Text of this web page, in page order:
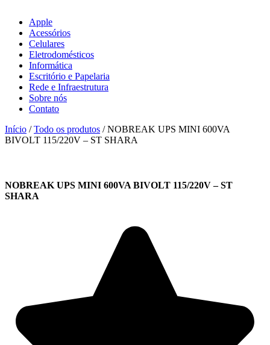
Apple
Acessórios
Celulares
Eletrodomésticos
Informática
Escritório e Papelaria
Rede e Infraestrutura
Sobre nós
Contato
Início /Todo os produtos / NOBREAK UPS MINI 600VA
BIVOLT 115/220V – ST SHARA
NOBREAK UPS MINI 600VA BIVOLT 115/220V – ST
SHARA